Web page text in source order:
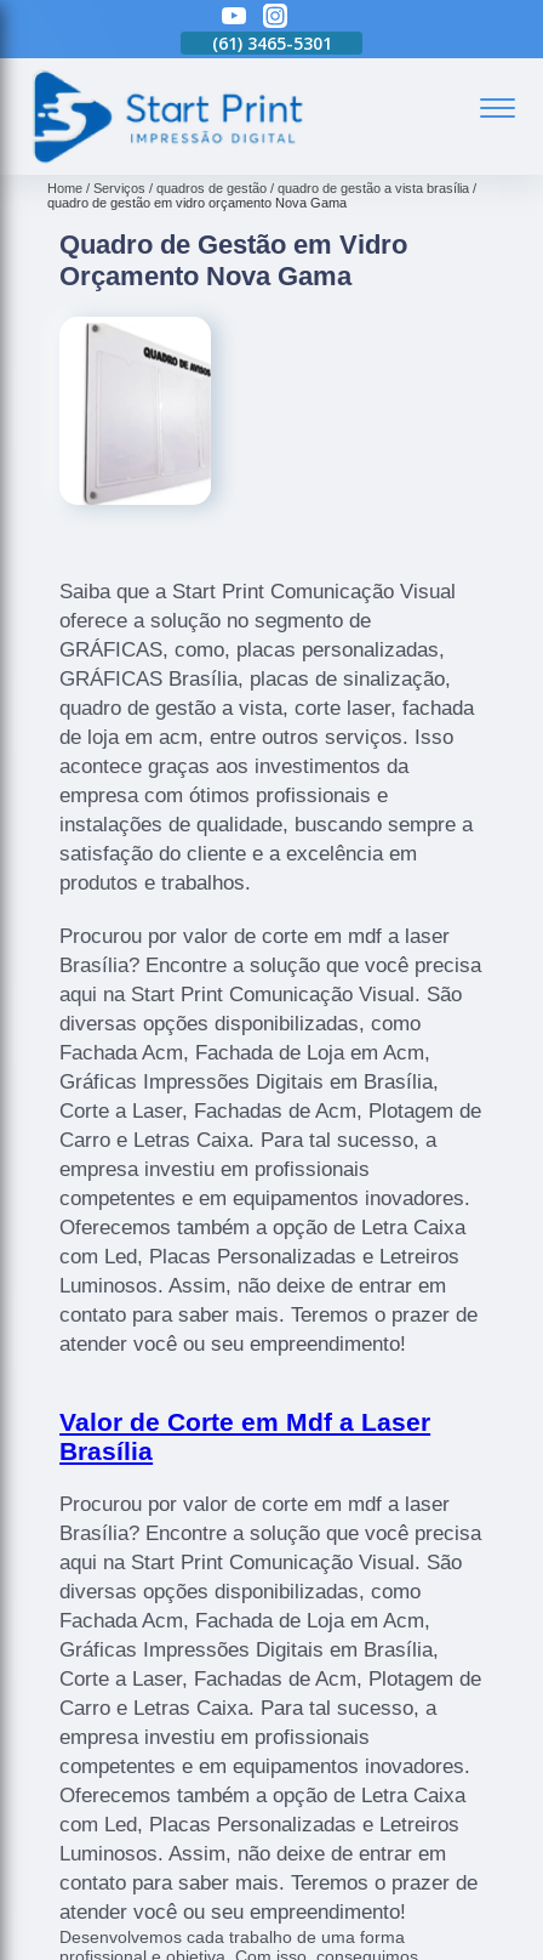
(61) 3465-5301
Home Serviços quadros de gestão
quadro de gestão a vista brasília
quadro de gestão em vidro orçamento Nova Gama
Quadro de Gestão em Vidro
Orçamento Nova Gama
Saiba que a Start Print Comunicação Visual
oferece a solução no segmento de
GRÁFICAS, como, placas personalizadas,
GRÁFICAS Brasília, placas de sinalização,
quadro de gestão a vista, corte laser, fachada
de loja em acm, entre outros serviços. Isso
acontece graças aos investimentos da
empresa com ótimos profissionais e
instalações de qualidade, buscando sempre a
satisfação do cliente e a excelência em
produtos e trabalhos.
Procurou por valor de corte em mdf a laser
Brasília? Encontre a solução que você precisa
aqui na Start Print Comunicação Visual. São
diversas opções disponibilizadas, como
Fachada Acm, Fachada de Loja em Acm,
Gráficas Impressões Digitais em Brasília,
Corte a Laser, Fachadas de Acm, Plotagem de
Carro e Letras Caixa. Para tal sucesso, a
empresa investiu em profissionais
competentes e em equipamentos inovadores.
Oferecemos também a opção de Letra Caixa
com Led, Placas Personalizadas e Letreiros
Luminosos. Assim, não deixe de entrar em
contato para saber mais. Teremos o prazer de
atender você ou seu empreendimento!
Valor de Corte em Mdf a Laser
Brasília
Procurou por valor de corte em mdf a laser
Brasília? Encontre a solução que você precisa
aqui na Start Print Comunicação Visual. São
diversas opções disponibilizadas, como
Fachada Acm, Fachada de Loja em Acm,
Gráficas Impressões Digitais em Brasília,
Corte a Laser, Fachadas de Acm, Plotagem de
Carro e Letras Caixa. Para tal sucesso, a
empresa investiu em profissionais
competentes e em equipamentos inovadores.
Oferecemos também a opção de Letra Caixa
com Led, Placas Personalizadas e Letreiros
Luminosos. Assim, não deixe de entrar em
contato para saber mais. Teremos o prazer de
atender você ou seu empreendimento!
Desenvolvemos cada trabalho de uma forma